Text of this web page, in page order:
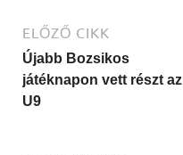
ELŐZŐ CIKK
Újabb Bozsikos
játéknapon vett részt az
U9